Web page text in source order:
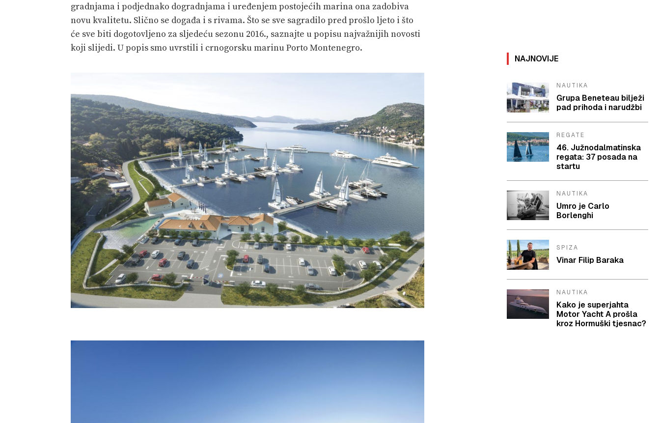
gradnjama i podjednako dogradnjama i uređenjem postojećih marina ona zadobiva
novu kvalitetu. Slično se događa i s rivama. Što se sve sagradilo pred prošlo ljeto i što
će sve biti dogotovljeno za sljedeću sezonu 2016., saznajte u popisu najvažnijih novosti
koji slijedi. U popis smo uvrstili i crnogorsku marinu Porto Montenegro.
NAJNOVIJE
NAUTIKA
Grupa Beneteau bilježi
pad prihoda i narudžbi
REGATE
46. Južnodalmatinska
regata: 37 posada na
startu
NAUTIKA
Umro je Carlo
Borlenghi
SPIZA
Vinar Filip Baraka
NAUTIKA
Kako je superjahta
Motor Yacht A prošla
kroz Hormuški tjesnac?